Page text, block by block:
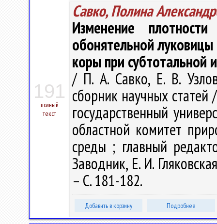
191
полный
текст
Савко, Полина
Изменение
обонятельной
коры при субтотальной
/ П. А. Савко, Е. В.
сборник научных
государственный
областной комитет
среды ; главный
Заводник, Е. И.
– С. 181-182.
Добавить в корзину Подробнее